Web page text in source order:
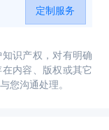
及规划建议。
定制服务
识产权，对有明确
内容、版权或其它
您沟通处理。